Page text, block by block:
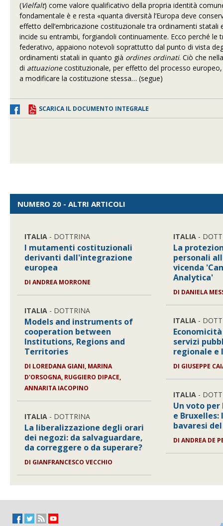
(Vielfalt) come valore qualificativo della propria identità
fondamentale è e resta «quanta diversità l’Europa deve
effetto dell’embricazione costituzionale tra ordinamenti statali
incide su entrambi, forgiandoli continuamente. Ecco perché
federativo, appaiono notevoli soprattutto dal punto di vista
ordinamenti statali in quanto già ordines ordinati. Ciò che
di attuazionecostituzionale, per effetto del processo
a modificare la costituzione stessa… (segue)
SCARICA IL DOCUMENTO INTEGRALE
NUMERO 20 - ALTRI ARTICOLI
ITALIA - DOTTRINA
I mutamenti costituzionali
derivanti dall'integrazione
europea
DIANDREA MORRONE
ITALIA - DOTTRINA
Models and instruments of
cooperation between
Institutions, Regions and
Territories
DI LOREDANA GIANI, MARINA
D'ORSOGNA, RUGGIERO DIPACE,
ANNARITA IACOPINO
ITALIA - DOTTRINA
La liberalizzazione degli orari
dei negozi: da salvaguardare,
da correggere o da superare?
DI GIANFRANCESCO VECCHIO
ITALIA -
La
personali
vicenda
Analytica'
DI DANIELA
ITALIA -
servizi
regionale e
DI GIUSEPPE
ITALIA -
Un voto per
e
bavaresi del
DIANDREA DE